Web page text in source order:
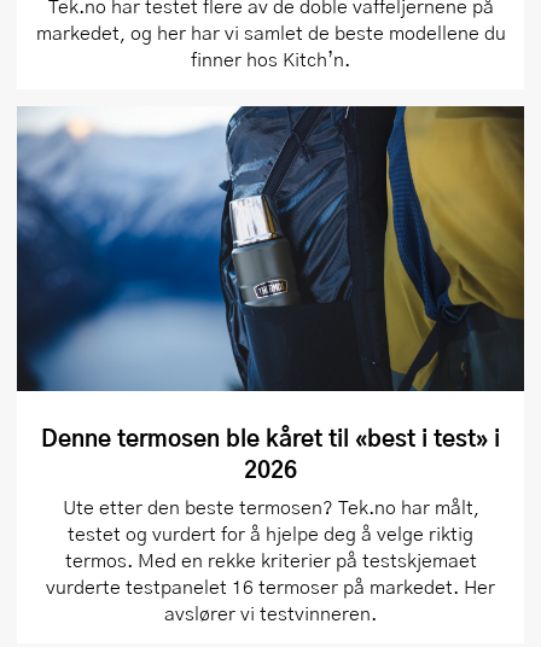
markedet, og her har vi samlet de beste modellene du
finner hos Kitch’n.
Denne termosen ble kåret til «best i test» i
2026
Ute etter den beste termosen? Tek.no har målt,
testet og vurdert for å hjelpe deg å velge riktig
termos. Med en rekke kriterier på testskjemaet
vurderte testpanelet 16 termoser på markedet. Her
avslører vi testvinneren.